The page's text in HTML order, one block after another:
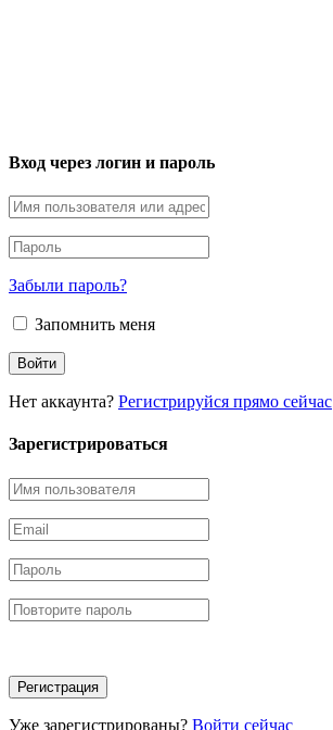
Вход через логин и пароль
Забыли пароль?
Запомнить меня
Нет аккаунта? Регистрируйся прямо сейчас
Зарегистрироваться
Уже зарегистрированы? Войти сейчас